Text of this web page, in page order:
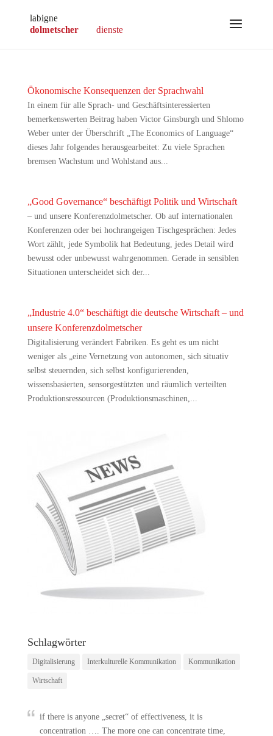
Ökonomische Konsequenzen der Sprachwahl
In einem für alle Sprach- und Geschäftsinteressierten
bemerkenswerten Beitrag haben Victor Ginsburgh und Shlomo
Weber unter der Überschrift „The Economics of Language“
dieses Jahr folgendes herausgearbeitet: Zu viele Sprachen
bremsen Wachstum und Wohlstand aus...
„Good Governance“ beschäftigt Politik und Wirtschaft
– und unsere Konferenzdolmetscher. Ob auf internationalen
Konferenzen oder bei hochrangeigen Tischgesprächen: Jedes
Wort zählt, jede Symbolik hat Bedeutung, jedes Detail wird
bewusst oder unbewusst wahrgenommen. Gerade in sensiblen
Situationen unterscheidet sich der...
„Industrie 4.0“ beschäftigt die deutsche Wirtschaft – und
unsere Konferenzdolmetscher
Digitalisierung verändert Fabriken. Es geht es um nicht
weniger als „eine Vernetzung von autonomen, sich situativ
selbst steuernden, sich selbst konfigurierenden,
wissensbasierten, sensorgestützten und räumlich verteilten
Produktionsressourcen (Produktionsmaschinen,...
Schlagwörter
Digitalisierung Interkulturelle Kommunikation Kommunikation
Wirtschaft
if there is anyone „secret“ of effectiveness, it is
concentration …. The more one can concentrate time,